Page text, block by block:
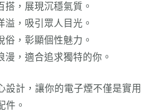
搭，展現沉穩氣質。
溢，吸引眾人目光。
俗，彰顯個性魅力。
漫，適合追求獨特的你。
設計，讓你的電子煙不僅是實用
件。